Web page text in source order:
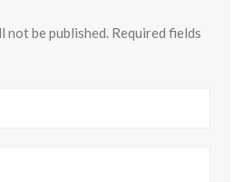
not be published. Required fields